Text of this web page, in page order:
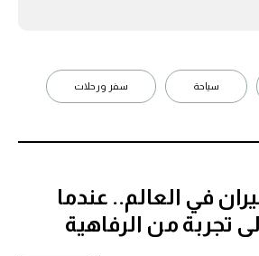
سياحة سفر ورحلات
في العالم.. عندما
تجربة من الرفاهية